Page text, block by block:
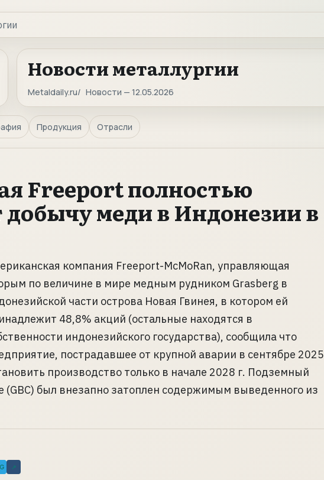
Новости металлургии
Metaldaily.ru Новости — 12.05.2026
Продукция Отрасли
Freeport полностью
добычу меди в Индонезии в
компания Freeport-McMoRan, управляющая
по величине в мире медным рудником Grasberg в
части острова Новая Гвинея, в котором ей
48,8% акций (остальные находятся в
индонезийского государства), сообщила что
пострадавшее от крупной аварии в сентябре 2025
производство только в начале 2028 г. Подземный
(GBC) был внезапно затоплен содержимым выведенного из
↗